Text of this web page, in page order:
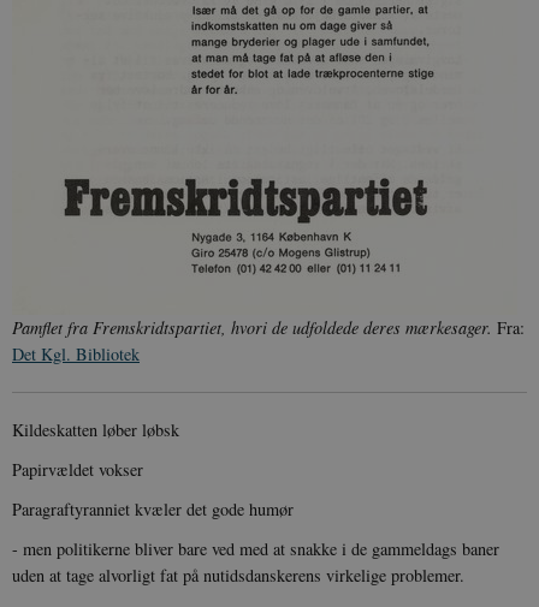
Pamflet fra Fremskridtspartiet, hvori de udfoldede deres mærkesager. Fra:
Det Kgl. Bibliotek
Kildeskatten løber løbsk
Papirvældet vokser
Paragraftyranniet kvæler det gode humør
- men politikerne bliver bare ved med at snakke i de gammeldags baner
uden at tage alvorligt fat på nutidsdanskerens virkelige problemer.